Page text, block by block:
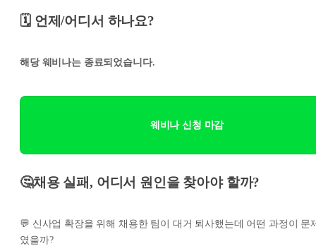
🗓️ 언제/어디서 하나요?
해당 웨비나는 종료되었습니다.
웨비나 신청 마감
🤔채용 실패, 어디서 원인을 찾아야 할까?
💬 신사업 확장을 위해 채용한 팀이 대거 퇴사했는데 어떤 과정이 문
였을까?